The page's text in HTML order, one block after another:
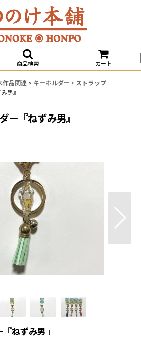
商品検索 カート
作品関連 > キーホルダー・ストラップ
男』
ー『ねずみ男』
ねずみ男』